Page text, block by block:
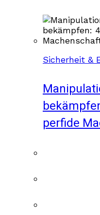
Sicherheit &
perfide